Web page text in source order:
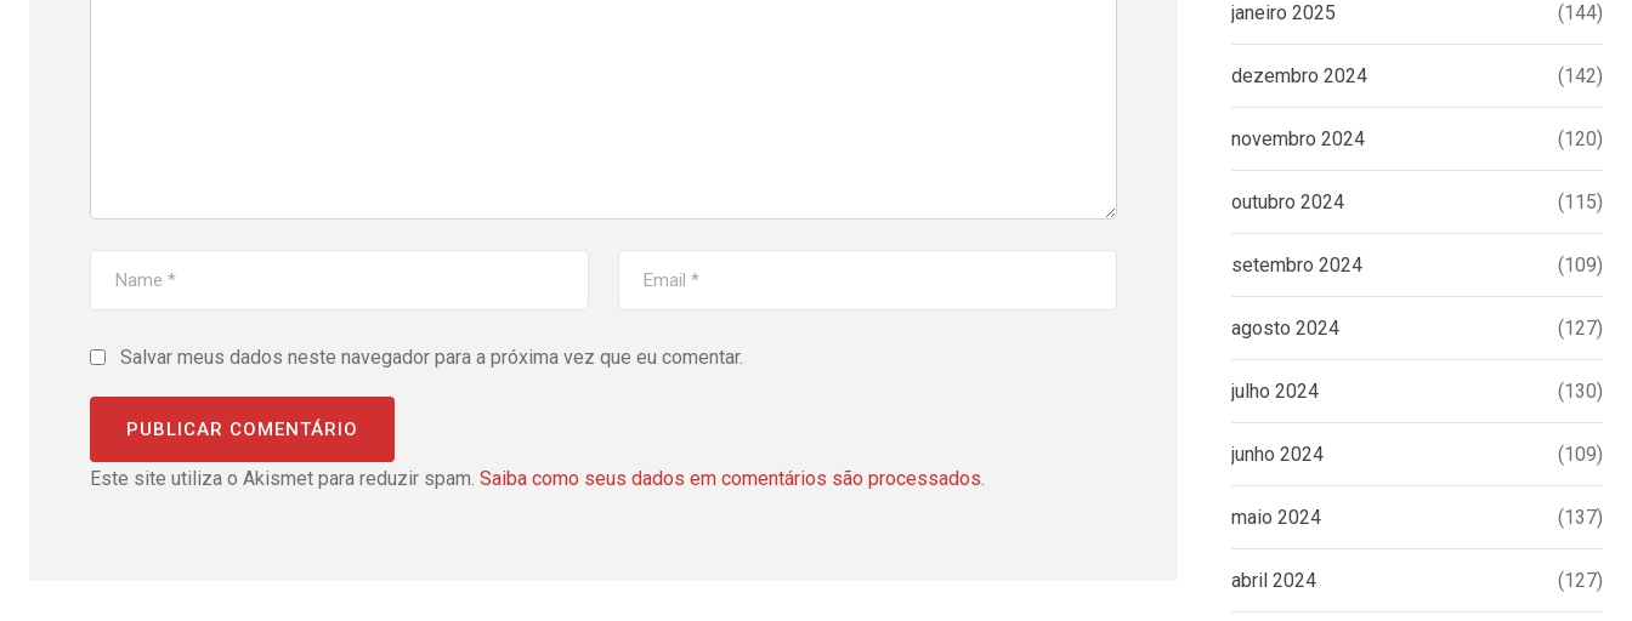
Salvar meus dados neste navegador para a próxima vez que eu comentar.
Este site utiliza o Akismet para reduzir spam. Saiba como seus dados em comentários são processados.
janeiro 2025 (144)
dezembro 2024 (142)
novembro 2024 (120)
outubro 2024 (115)
setembro 2024 (109)
agosto 2024 (127)
julho 2024 (130)
junho 2024 (109)
maio 2024 (137)
abril 2024 (127)